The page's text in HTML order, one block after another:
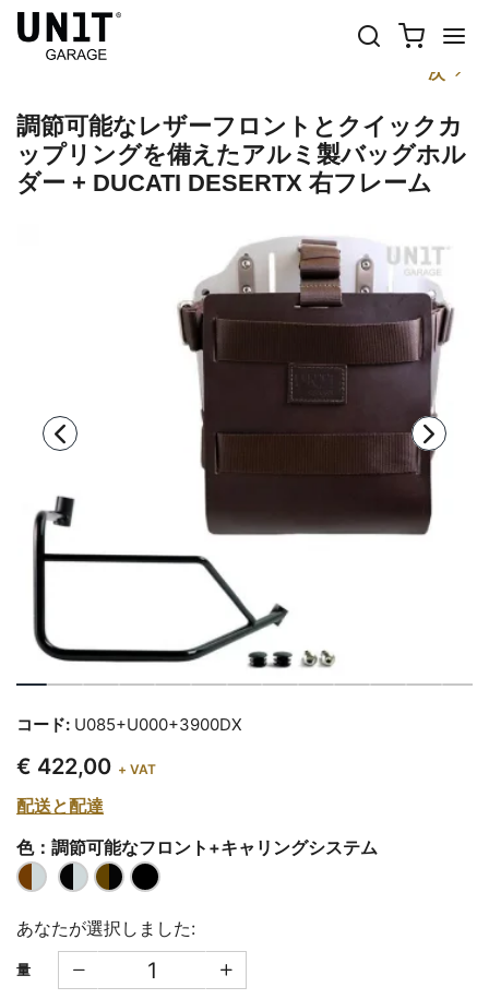
前
次
調節可能なレザーフロントとクイックカ
ップリングを備えたアルミ製バッグホル
ダー + DUCATI DESERTX 右フレーム
コード: U085+U000+3900DX
€ 422,00 + VAT
配送と配達
色：調節可能なフロント+キャリングシステム
あなたが選択しました:
量